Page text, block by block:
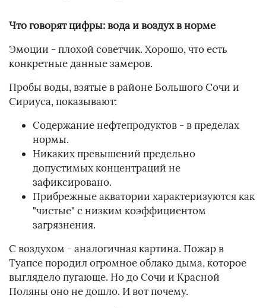
Что говорят цифры: вода и воздух в норме
Эмоции - плохой советчик. Хорошо, что есть
конкретные данные замеров.
Пробы воды, взятые в районе Большого Сочи и
Сириуса, показывают:
Содержание нефтепродуктов - в пределах
нормы.
Никаких превышений предельно
допустимых концентраций не
зафиксировано.
Прибрежные акватории характеризуются как
"чистые" с низким коэффициентом
загрязнения.
С воздухом - аналогичная картина. Пожар в
Туапсе породил огромное облако дыма, которое
выглядело пугающе. Но до Сочи и Красной
Поляны оно не дошло. И вот почему.